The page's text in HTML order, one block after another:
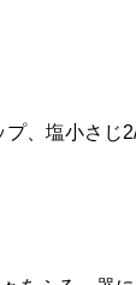
、塩小さじ